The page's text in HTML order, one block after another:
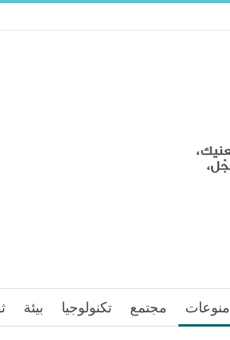
منوعات مجتمع تكنولوجيا بيئة